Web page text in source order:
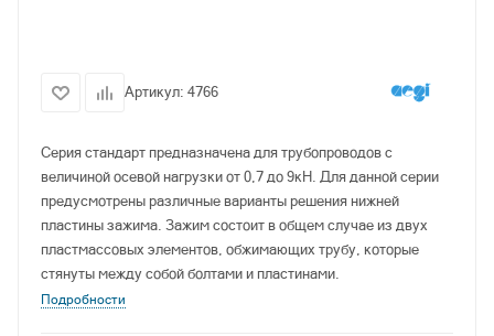
Артикул: 4766
Серия стандарт предназначена для трубопроводов с
величиной осевой нагрузки от 0,7 до 9кН. Для данной серии
предусмотрены различные варианты решения нижней
пластины зажима. Зажим состоит в общем случае из двух
пластмассовых элементов, обжимающих трубу, которые
стянуты между собой болтами и пластинами.
Подробности